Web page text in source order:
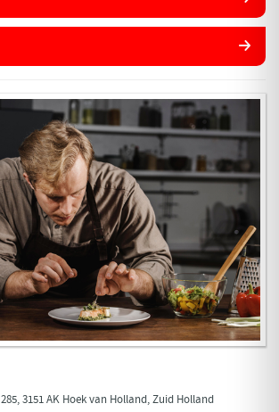
3151 AK Hoek van Holland, Zuid Holland